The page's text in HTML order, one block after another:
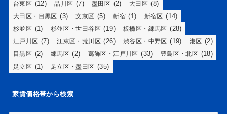
台東区 (12) 品川区 (7) 墨田区 (2) 大田区 (8)
大田区・目黒区 (3) 文京区 (5) 新宿 (1) 新宿区 (14)
杉並区 (1) 杉並区・世田谷区 (19) 板橋区・練馬区 (28)
江戸川区 (7) 江東区・荒川区 (26) 渋谷区・中野区 (19) 港区 (2)
目黒区 (2) 練馬区 (2) 葛飾区・江戸川区 (33) 豊島区・北区 (18)
足立区 (1) 足立区・墨田区 (35)
家賃価格帯から検索